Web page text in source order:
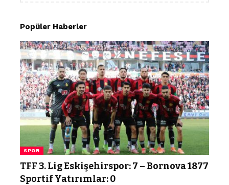
Popüler Haberler
SPOR
TFF 3. Lig Eskişehirspor: 7 – Bornova 1877
Sportif Yatırımlar: 0